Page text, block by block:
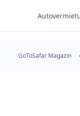
GoToSafar Magazin